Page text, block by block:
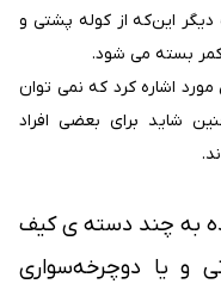
این‌که از کوله ‌پشتی و
بسته می ‌شود.
اشاره کرد که نمی ‌توان
شاید برای بعضی‌ افراد
به چند دسته ی کیف
و یا دوچرخه‌سواری